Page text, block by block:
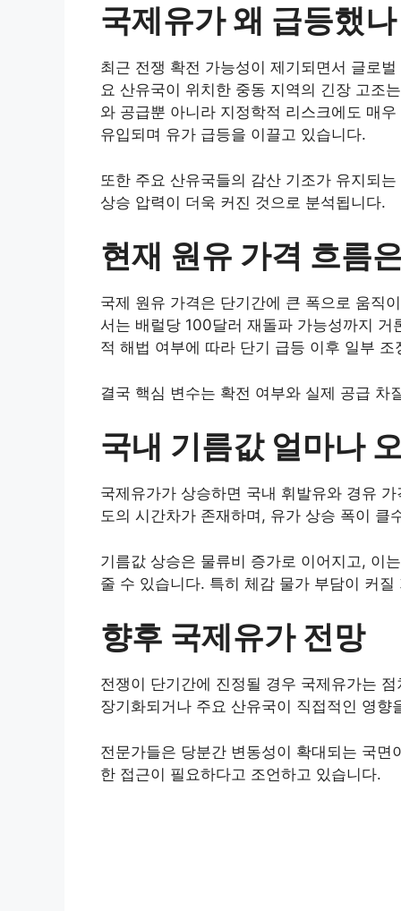
국제유가 왜 급등했나
최근 전쟁 확전 가능성이 제기되면서 글로
요 산유국이 위치한 중동 지역의 긴장 고조
와 공급뿐 아니라 지정학적 리스크에도 매
유입되며 유가 급등을 이끌고 있습니다.
또한 주요 산유국들의 감산 기조가 유지되
상승 압력이 더욱 커진 것으로 분석됩니다.
현재 원유 가격 흐름
국제 원유 가격은 단기간에 큰 폭으로 움직
서는 배럴당 100달러 재돌파 가능성까지
적 해법 여부에 따라 단기 급등 이후 일부
결국 핵심 변수는 확전 여부와 실제 공급 차
국내 기름값 얼마나
국제유가가 상승하면 국내 휘발유와 경유
도의 시간차가 존재하며, 유가 상승 폭이 클
기름값 상승은 물류비 증가로 이어지고, 이
줄 수 있습니다. 특히 체감 물가 부담이 커
향후 국제유가 전망
전쟁이 단기간에 진정될 경우 국제유가는
장기화되거나 주요 산유국이 직접적인 영
전문가들은 당분간 변동성이 확대되는 국
한 접근이 필요하다고 조언하고 있습니다.